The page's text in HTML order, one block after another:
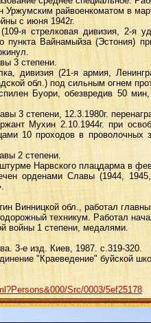
Уржумским райвоенкоматом в
с июня 1942г.
(109-я стрелковая дивизия, 2-
пункта Вайнамыйза (Эстония)
3 степени.
дивизия (21-я армия,
обл.) под сильным огнем
Буори, обезвредив 50
3 степени, 12.3.1980г.
Мухин 2.10.1944г. при
10 проходов в
2 степени.
Нарвского плацдарма в
орденами Славы (1944,
Винницкой обл., работал
техникум. Работал
войны 1 степени, медалями.
3-е изд. Киев, 1987. с.319-320.
"Краеведение" буйской
Src/0003/5ef25178